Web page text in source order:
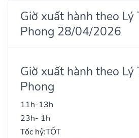
Giờ xuất hành theo Lý
Phong 28/04/2026
Giờ xuất hành theo Lý
Phong
11h-13h
23h- 1h
Tốc hỷ:TỐT